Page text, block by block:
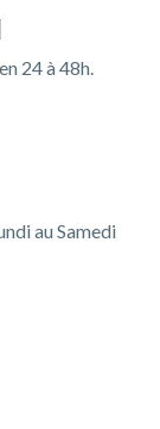
24 à 48h.
au Samedi